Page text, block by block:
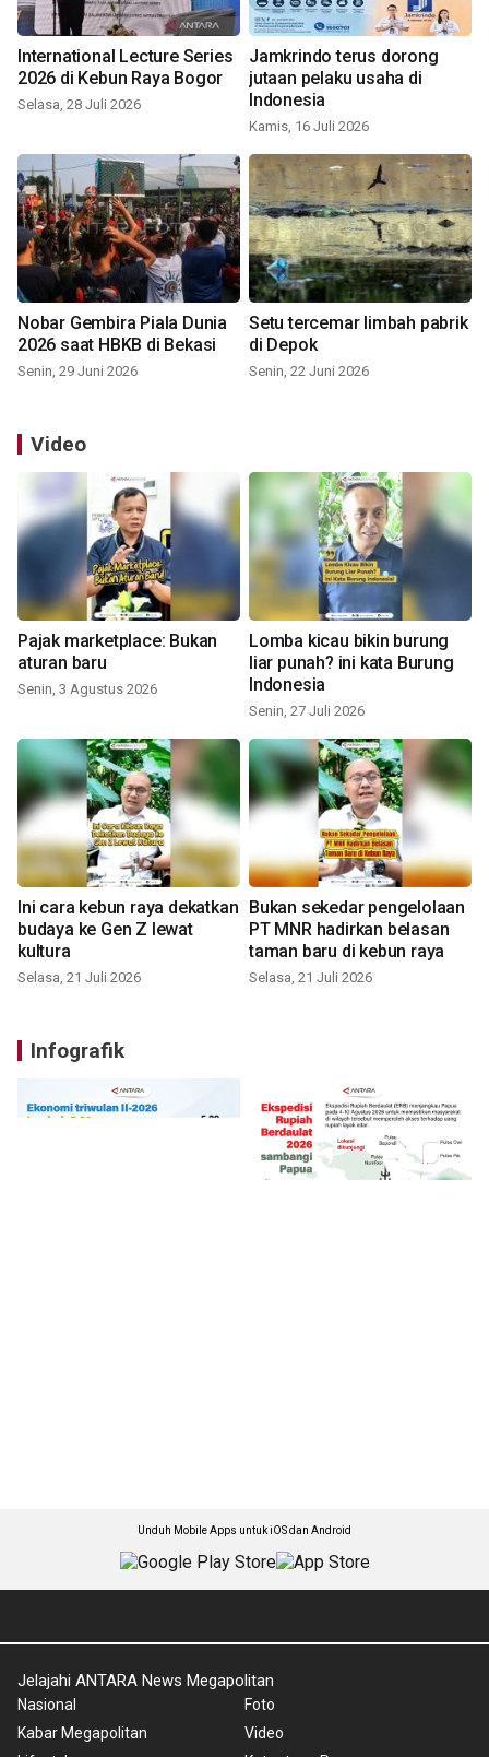
International Lecture Series
2026 di Kebun Raya Bogor
Selasa, 28 Juli 2026
Jamkrindo terus dorong
jutaan pelaku usaha di
Indonesia
Kamis, 16 Juli 2026
Nobar Gembira Piala Dunia
2026 saat HBKB di Bekasi
Senin, 29 Juni 2026
Setu tercemar limbah pabrik
di Depok
Senin, 22 Juni 2026
Video
Pajak marketplace: Bukan
aturan baru
Senin, 3 Agustus 2026
Lomba kicau bikin burung
liar punah? ini kata Burung
Indonesia
Senin, 27 Juli 2026
Ini cara kebun raya dekatkan
budaya ke Gen Z lewat
kultura
Selasa, 21 Juli 2026
Bukan sekedar pengelolaan
PT MNR hadirkan belasan
taman baru di kebun raya
Selasa, 21 Juli 2026
Infografik
Unduh Mobile Apps untuk iOS dan Android
Jelajahi ANTARA News Megapolitan
Nasional
Kabar Megapolitan
Foto
Video